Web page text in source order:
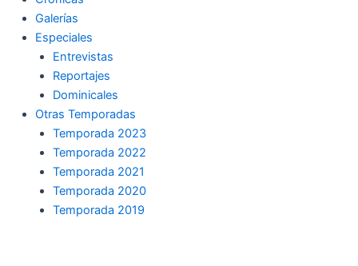
Galerías
Especiales
Entrevistas
Reportajes
Dominicales
Otras Temporadas
Temporada 2023
Temporada 2022
Temporada 2021
Temporada 2020
Temporada 2019